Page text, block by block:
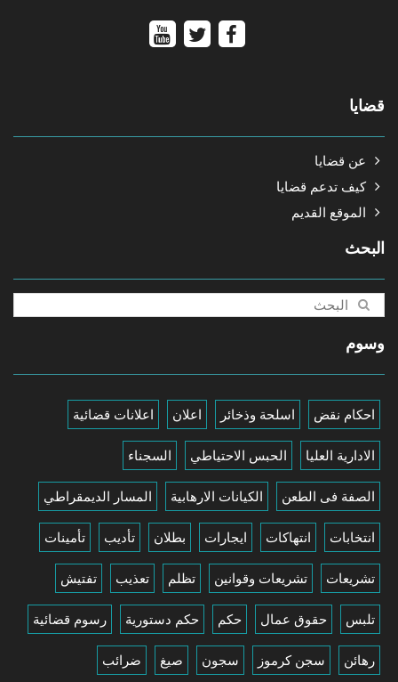
قضايا
عن قضايا
كيف تدعم قضايا
الموقع القديم
البحث
وسوم
احكام نقض اسلحة وذخائر اعلان اعلانات قضائية
الادارية العليا الحبس الاحتياطي السجناء
الصفة فى الطعن الكيانات الارهابية المسار الديمقراطي
انتخابات انتهاكات ايجارات بطلان تأديب تأمينات
تشريعات تشريعات وقوانين تظلم تعذيب تفتيش
تلبس حقوق عمال حكم حكم دستورية رسوم قضائية
رهائن سجن كرموز سجون صيغ ضرائب